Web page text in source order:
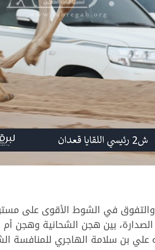
في الشوط الأقوى على
بين هجن الشحانية وهجن
بن سلامة الهاجري للمنافسة